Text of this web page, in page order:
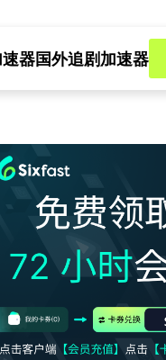
器国外追剧加速器